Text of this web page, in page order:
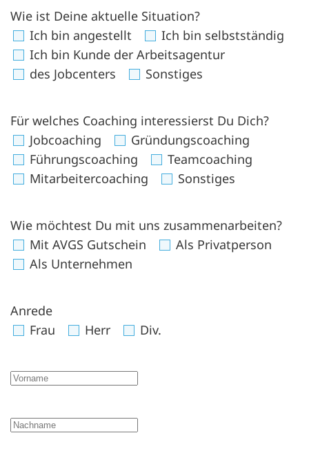
Wie ist Deine aktuelle Situation?
Ich bin angestellt
Ich bin selbstständig
Ich bin Kunde der Arbeitsagentur
des Jobcenters
Sonstiges
Für welches Coaching interessierst Du Dich?
Jobcoaching
Gründungscoaching
Führungscoaching
Teamcoaching
Mitarbeitercoaching
Sonstiges
Wie möchtest Du mit uns zusammenarbeiten?
Mit AVGS Gutschein
Als Privatperson
Als Unternehmen
Anrede
Frau
Herr Div.
Vorname
Nachname